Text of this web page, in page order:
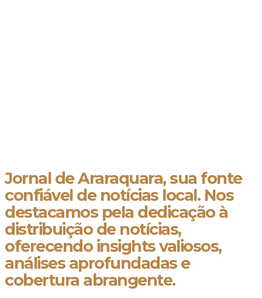
Jornal de Araraquara, sua fonte
confiável de notícias local. Nos
destacamos pela dedicação à
distribuição de notícias,
oferecendo insights valiosos,
análises aprofundadas e
cobertura abrangente.